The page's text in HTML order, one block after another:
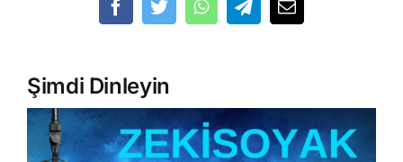
Şimdi Dinleyin